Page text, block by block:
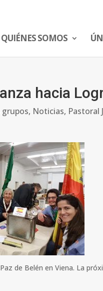
QUIÉNES SOMOS
hacia
, Noticias, Pastoral
de Belén en Viena. La